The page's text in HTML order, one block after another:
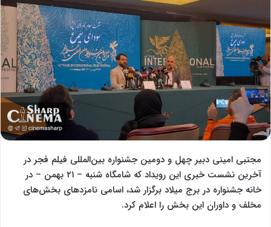
o
w
X
ل
ا
م
ی
ل
مجتبی امینی دبیر چهل و دومین جشنواره بین‌المللی فیلم فجر در
آخرین نشست خبری این رویداد که شامگاه شنبه – ۲۱ بهمن – در
خانه جشنواره در برج میلاد برگزار شد، اسامی نامزد‌های بخش‌های
مخلف و داوران این بخش را اعلام کرد.